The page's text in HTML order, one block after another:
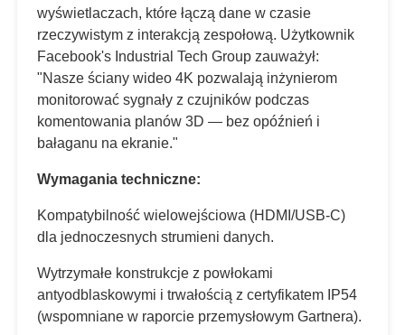
wyświetlaczach, które łączą dane w czasie
rzeczywistym z interakcją zespołową. Użytkownik
Facebook's Industrial Tech Group zauważył:
"Nasze ściany wideo 4K pozwalają inżynierom
monitorować sygnały z czujników podczas
komentowania planów 3D — bez opóźnień i
bałaganu na ekranie."
Wymagania techniczne:
Kompatybilność wielowejściowa (HDMI/USB-C)
dla jednoczesnych strumieni danych.
Wytrzymałe konstrukcje z powłokami
antyodblaskowymi i trwałością z certyfikatem IP54
(wspomniane w raporcie przemysłowym Gartnera).